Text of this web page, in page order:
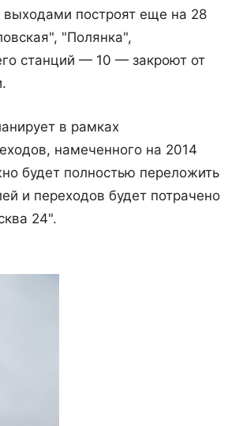
построят еще на 28
"Полянка",
станций — 10 — закроют от
в рамках
намеченного на 2014
будет полностью переложить
и переходов будет потрачено
24".